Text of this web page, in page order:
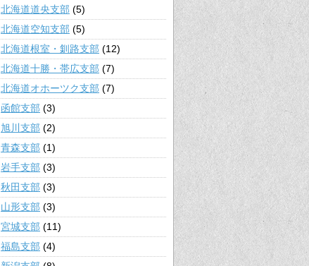
北海道道央支部 (5)
北海道空知支部 (5)
北海道根室・釧路支部 (12)
北海道十勝・帯広支部 (7)
北海道オホーツク支部 (7)
函館支部 (3)
旭川支部 (2)
青森支部 (1)
岩手支部 (3)
秋田支部 (3)
山形支部 (3)
宮城支部 (11)
福島支部 (4)